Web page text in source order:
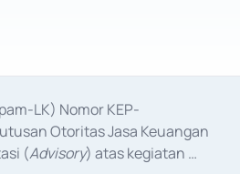
LK) Nomor KEP-
Otoritas Jasa Keuangan
(Advisory) atas kegiatan